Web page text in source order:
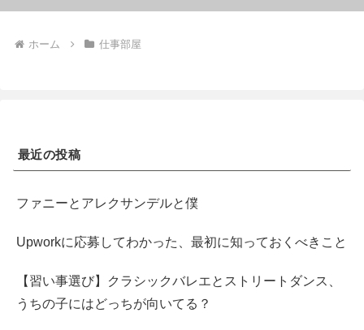
ホーム 仕事部屋
最近の投稿
ファニーとアレクサンデルと僕
Upworkに応募してわかった、最初に知っておくべきこと
【習い事選び】クラシックバレエとストリートダンス、
うちの子にはどっちが向いてる？